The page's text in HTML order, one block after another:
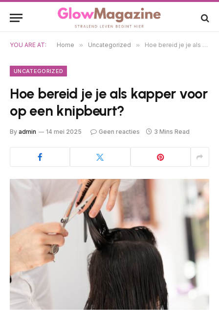
YOU ARE AT: Home » Uncategorized » Hoe bereid je je als kapper voor op een knipbeurt?
UNCATEGORIZED
Hoe bereid je je als kapper voor
op een knipbeurt?
By admin 14 mei 2025 Geen reacties 3 Mins Read